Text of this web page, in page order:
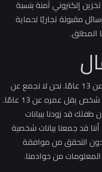
إلكتروني آمنة بنسبة
مقبولة تجاريًا لحماية
المطلق.
لا تخاطب خدمتنا أي شخص يقل عمره عن 13 عامًا. نحن لا نجمع عن
قصد معلومات تعريف شخصية من أي شخص يقل عمره عن 13 عامًا.
طفلك قد زودنا ببيانات
أننا قد جمعنا بيانات شخصية
عمره عن 13 عامًا دون التحقق من موافقة
المعلومات من خوادمنا.